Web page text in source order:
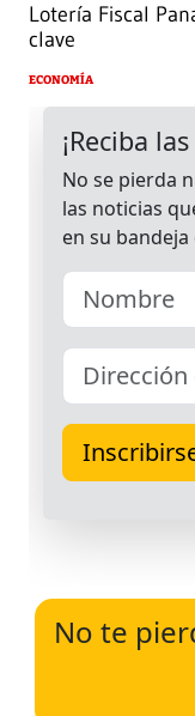
Lotería Fiscal
clave
ECONOMÍA
No te